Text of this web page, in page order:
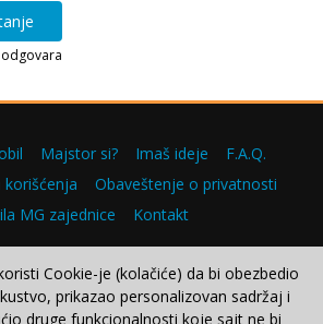
Majstor si? Imaš ideje
F.A.Q.
korišćenja
Obaveštenje o privatnosti
MG zajednice
Kontakt
Copyright © 2000–2026.
Cookie-je (kolačiće) da bi obezbedio
prikazao personalizovan sadržaj i
druge funkcionalnosti koje sajt ne bi